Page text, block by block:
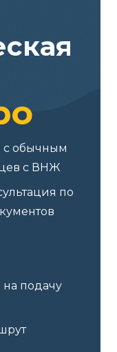
с обычным
с ВНЖ
по
на подачу